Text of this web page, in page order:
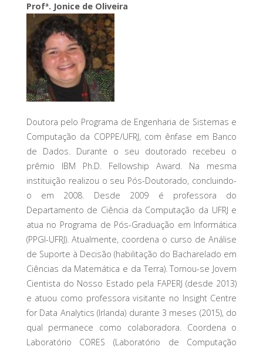
Profª. Jonice de Oliveira
Doutora pelo Programa de Engenharia de Sistemas e
Computação da COPPE/UFRJ, com ênfase em Banco
de Dados. Durante o seu doutorado recebeu o
prêmio IBM Ph.D. Fellowship Award. Na mesma
instituição realizou o seu Pós-Doutorado, concluindo-
o em 2008. Desde 2009 é professora do
Departamento de Ciência da Computação da UFRJ e
atua no Programa de Pós-Graduação em Informática
(PPGI-UFRJ). Atualmente, coordena o curso de Análise
de Suporte à Decisão (habilitação do Bacharelado em
Ciências da Matemática e da Terra). Tornou-se Jovem
Cientista do Nosso Estado pela FAPERJ (desde 2013)
e atuou como professora visitante no Insight Centre
for Data Analytics (Irlanda) durante 3 meses (2015), do
qual permanece como colaboradora. Coordena o
Laboratório CORES (Laboratório de Computação